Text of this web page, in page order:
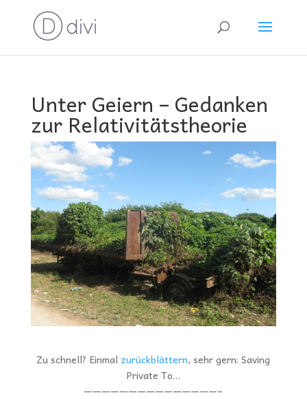
Unter Geiern – Gedanken
zur Relativitätstheorie
Zu schnell? Einmal zurückblättern, sehr gern: Saving
Private To…
———————————————–